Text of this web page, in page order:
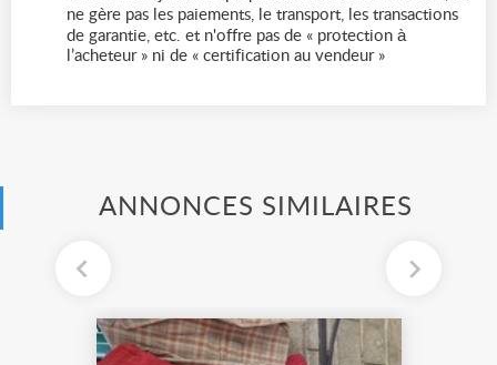
ne gère pas les paiements, le transport, les transactions
de garantie, etc. et n'offre pas de « protection à
l’acheteur » ni de « certification au vendeur »
ANNONCES SIMILAIRES